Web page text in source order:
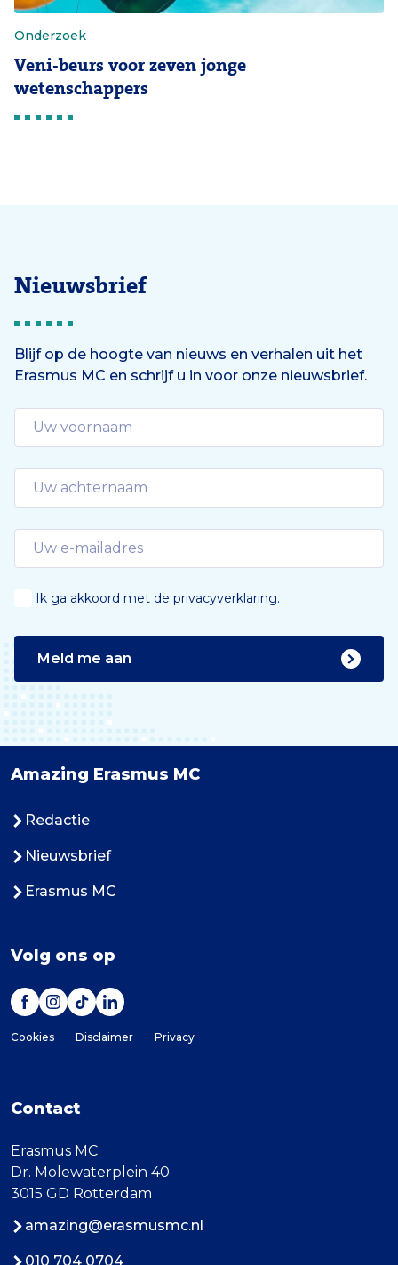
Onderzoek
Veni-beurs voor zeven jonge
wetenschappers
Nieuwsbrief
Blijf op de hoogte van nieuws en verhalen uit het
Erasmus MC en schrijf u in voor onze nieuwsbrief.
Ik ga akkoord met de privacyverklaring.
Meld me aan
Amazing Erasmus MC
Redactie
Nieuwsbrief
Erasmus MC
Volg ons op
Cookies Disclaimer Privacy
Contact
Erasmus MC
Dr. Molewaterplein 40
3015 GD Rotterdam
amazing@erasmusmc.nl
010 704 0704